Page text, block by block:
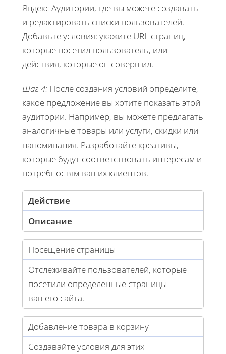
Яндекс Аудитории, где вы можете создавать
и редактировать списки пользователей.
Добавьте условия: укажите URL страниц,
которые посетил пользователь, или
действия, которые он совершил.
Шаг 4: После создания условий определите,
какое предложение вы хотите показать этой
аудитории. Например, вы можете предлагать
аналогичные товары или услуги, скидки или
напоминания. Разработайте креативы,
которые будут соответствовать интересам и
потребностям ваших клиентов.
Действие
Описание
Посещение страницы
Отслеживайте пользователей, которые
посетили определенные страницы
вашего сайта.
Добавление товара в корзину
Создавайте условия для этих